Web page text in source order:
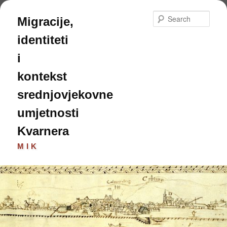
Skip
primary
content
Migracije,
identiteti
i
kontekst
srednjovjekovne
umjetnosti
Kvarnera
MIK